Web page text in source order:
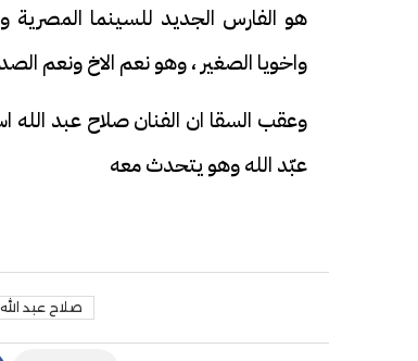
هو الفارس الجديد للسينما
واخويا الصغير ، وهو نعم الاخ ونعم
وعقب السقا ان الفنان صلاح عبد الله
عبّد الله وهو يتحدث معه
صلاح عبد الله